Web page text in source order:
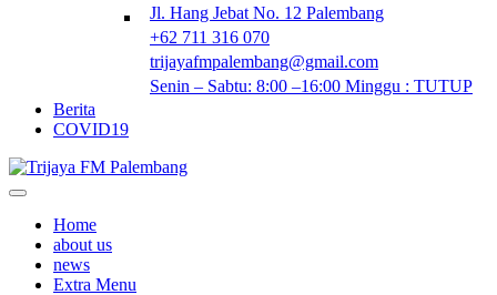
Jl. Hang Jebat No. 12 Palembang
+62 711 316 070
trijayafmpalembang@gmail.com
Senin – Sabtu: 8:00 –16:00 Minggu : TUTUP
Berita
COVID19
Home
about us
news
Extra Menu